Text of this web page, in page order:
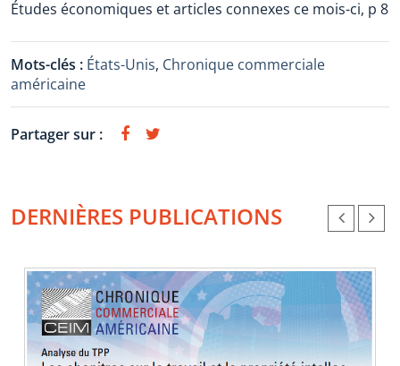
Études économiques et articles connexes ce mois-ci, p 8
Mots-clés : États-Unis, Chronique commerciale
américaine
Partager sur :
DERNIÈRES PUBLICATIONS